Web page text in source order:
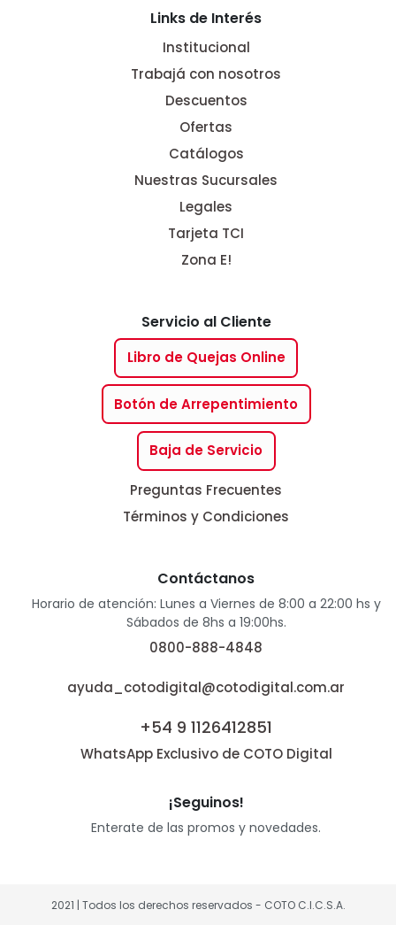
Links de Interés
Institucional
Trabajá con nosotros
Descuentos
Ofertas
Catálogos
Nuestras Sucursales
Legales
Tarjeta TCI
Zona E!
Servicio al Cliente
Libro de Quejas Online
Botón de Arrepentimiento
Baja de Servicio
Preguntas Frecuentes
Términos y Condiciones
Contáctanos
Horario de atención: Lunes a Viernes de 8:00 a 22:00 hs y
Sábados de 8hs a 19:00hs.
0800-888-4848
ayuda_cotodigital@cotodigital.com.ar
+54 9 1126412851
WhatsApp Exclusivo de COTO Digital
¡Seguinos!
Enterate de las promos y novedades.
2021 | Todos los derechos reservados - COTO C.I.C.S.A.